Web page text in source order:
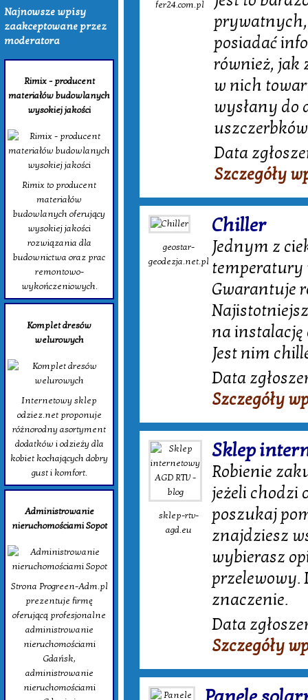
Najnowsze wpisy
zaakceptowane przez
moderatora
Rimix - producent
materiałów budowlanych
wysokiej jakości
Rimix to producent
materiałów
budowlanych oferujący
wysokiej jakości
rozwiązania dla
budownictwa oraz prac
remontowo-
wykończeniowych.
Komplet dresów
welurowych
Internetowy sklep
odziez.net proponuje
różnorodny asortyment
dodatków i odzieży dla
kobiet kochających dobry
gust i komfort.
Administrowanie
nieruchomościami Sopot
Strona Progreen-Adm.pl
prezentuje firmę
oferującą profesjonalne
administrowanie
nieruchomościami
Gdańsk,
administrowanie
nieruchomościami
fer24.com.pl
prywatnych,
posiadać
również, jak
w nich
wysłany do
Data
Szczegóły
geostar-
geodezja.net.pl
Chiller
Jednym z
temperatury
Gwarantuje
na instalację
Jest nim
Data
Szczegóły
sklep-rtv-
agd.eu
Sklep
Robienie
jeżeli chodzi
poszukaj
znajdziesz
wybierasz
przelewowy.
znaczenie.
Data
Szczegóły